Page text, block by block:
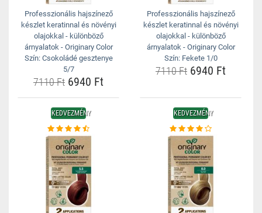
Professzionális hajszínező
készlet keratinnal és növényi
olajokkal - különböző
árnyalatok - Originary Color
Szín: Csokoládé gesztenye
5/7
7110 Ft 6940 Ft
Professzionális hajszínező
készlet keratinnal és növényi
olajokkal - különböző
árnyalatok - Originary Color
Szín: Fekete 1/0
7110 Ft 6940 Ft
KEDVEZMÉNY KEDVEZMÉNY